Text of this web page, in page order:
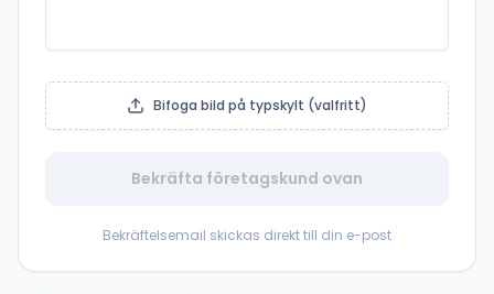
Bifoga bild på typskylt (valfritt)
Bekräfta företagskund ovan
Bekräftelsemail skickas direkt till din e-post